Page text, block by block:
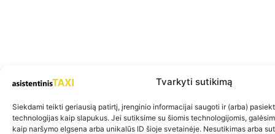
Tvarkyti sutikimą
Siekdami teikti geriausią patirtį, įrenginio informacijai saugoti ir (arba)
technologijas kaip slapukus. Jei sutiksime su šiomis technologijomis,
kaip naršymo elgsena arba unikalūs ID šioje svetainėje. Nesutikimas arba